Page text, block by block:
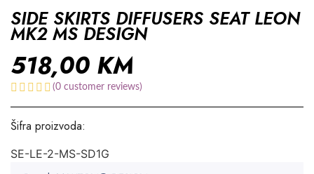
SIDE SKIRTS DIFFUSERS SEAT LEON
MK2 MS DESIGN
518,00 KM
(0 customer reviews)
Šifra proizvoda:
SE-LE-2-MS-SD1G